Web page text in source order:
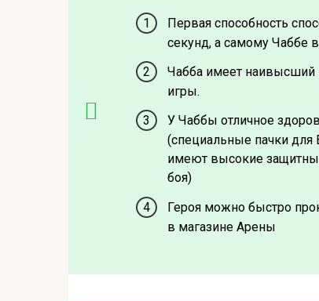
Первая способность
секунд, а самому Чаббе
Чабба имеет наивысший
игры.
У Чаббы отличное
(специальные пачки для
имеют высокие
боя)
Героя можно быстро
в магазине Арены